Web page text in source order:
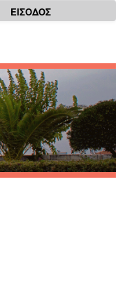
ΕΙΣΟΔΟΣ